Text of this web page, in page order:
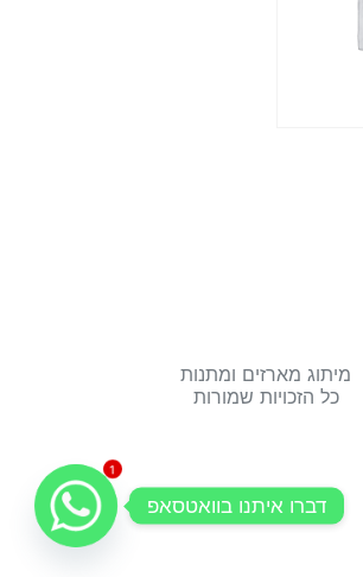
מיתוג מארזים ומתנות
כל הזכויות שמורות
1
דברו איתנו בוואטסאפ